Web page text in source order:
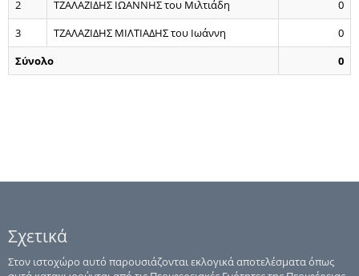
2
ΤΖΑΛΑΖΙΔΗΣ ΙΩΑΝΝΗΣ του Μιλτιάδη
0
3
ΤΖΑΛΑΖΙΔΗΣ ΜΙΛΤΙΑΔΗΣ του Ιωάννη
0
Σύνολο
0
Σχετικά
Στον ιστοχώρο αυτό παρουσιάζονται εκλογικά αποτελέσματα όπως